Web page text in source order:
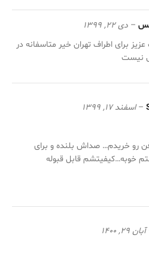
– دی 22, 1399
برای اطراف تهران خیر متاسفانه در
نیست
– اسفند 17, 1399
رو خریدم… صداش بلنده و برای
خوبه…کیفیتشم قابل قبوله
آبان 29, 1400